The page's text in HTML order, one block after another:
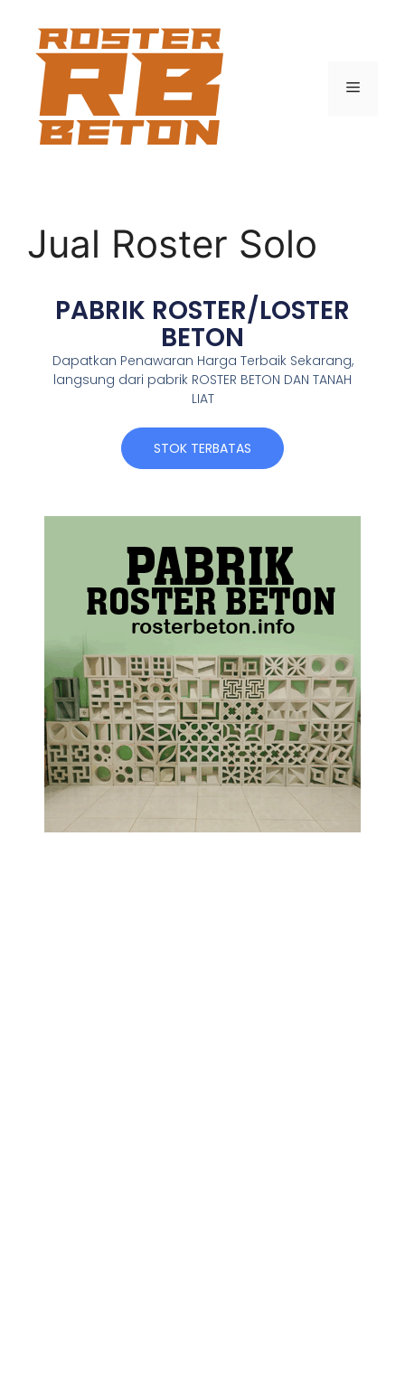
Jual Roster Solo
PABRIK ROSTER/LOSTER
BETON
Dapatkan Penawaran Harga Terbaik Sekarang,
langsung dari pabrik ROSTER BETON DAN TANAH
LIAT
STOK TERBATAS